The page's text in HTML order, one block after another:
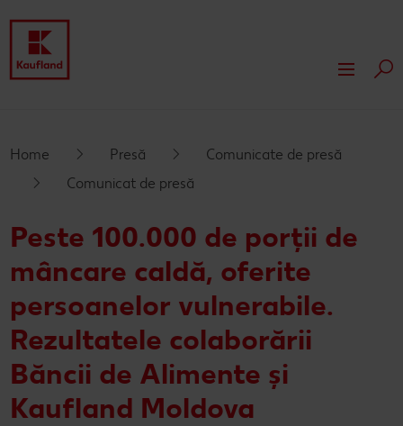
Valori
Istoric
Rapoarte financiare
Branduri proprii Kaufland
Responsabilitate
Presă
Dezvoltare
Servicii
Card cadou
Publicitate
Home Presă
Comunicate de presă
Comunicat de presă
Peste 100.000 de porții de
mâncare caldă, oferite
persoanelor vulnerabile.
Rezultatele colaborării
Băncii de Alimente și
Kaufland Moldova